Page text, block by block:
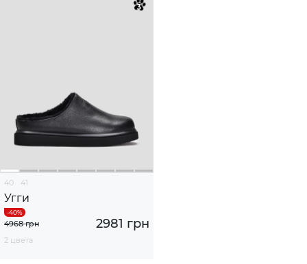
40 41
Угги
2981 грн
4968 грн
2 цвета